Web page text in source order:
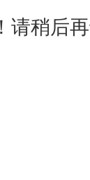
请稍后